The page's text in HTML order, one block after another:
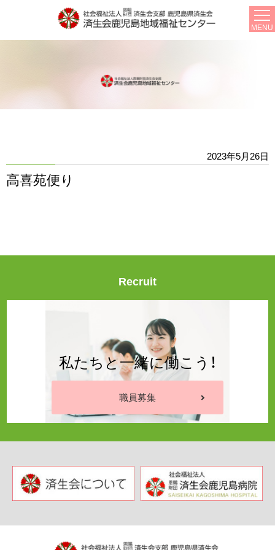
MENU
2023年5月26日
高喜苑便り
Recruit
私たちと一緒に働こう！
職員募集